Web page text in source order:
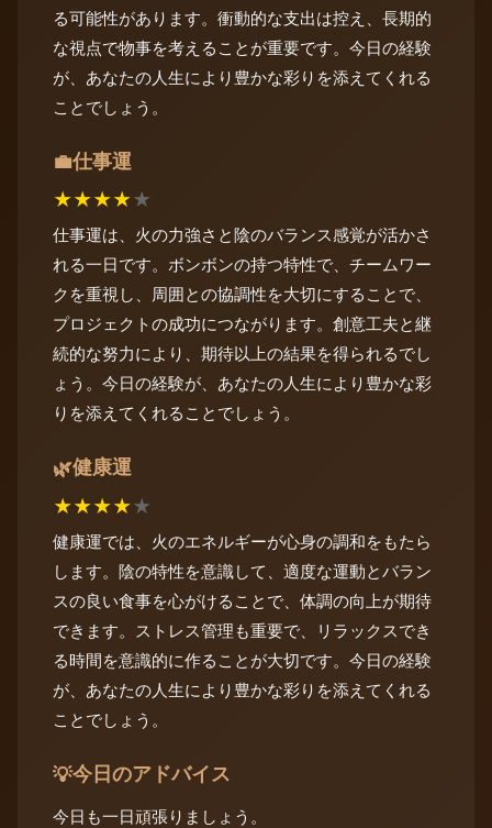
る可能性があります。衝動的な支出は控え、長期的
な視点で物事を考えることが重要です。今日の経験
が、あなたの人生により豊かな彩りを添えてくれる
ことでしょう。
💼仕事運
★★★★★
仕事運は、火の力強さと陰のバランス感覚が活かさ
れる一日です。ボンボンの持つ特性で、チームワー
クを重視し、周囲との協調性を大切にすることで、
プロジェクトの成功につながります。創意工夫と継
続的な努力により、期待以上の結果を得られるでし
ょう。今日の経験が、あなたの人生により豊かな彩
りを添えてくれることでしょう。
🌿健康運
★★★★★
健康運では、火のエネルギーが心身の調和をもたら
します。陰の特性を意識して、適度な運動とバラン
スの良い食事を心がけることで、体調の向上が期待
できます。ストレス管理も重要で、リラックスでき
る時間を意識的に作ることが大切です。今日の経験
が、あなたの人生により豊かな彩りを添えてくれる
ことでしょう。
💡今日のアドバイス
今日も一日頑張りましょう。